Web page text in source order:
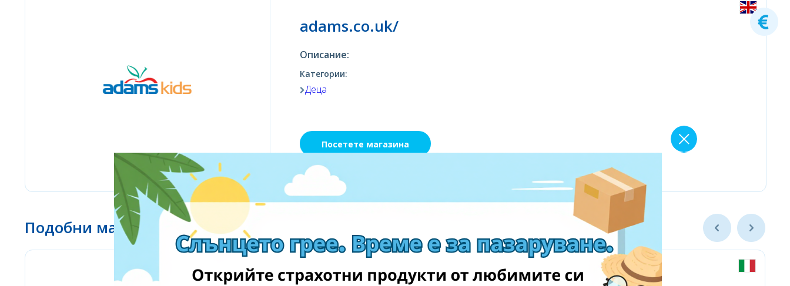
adams.co.uk/
Описание:
Категории:
Деца
Посетете магазина
Подобни магазини